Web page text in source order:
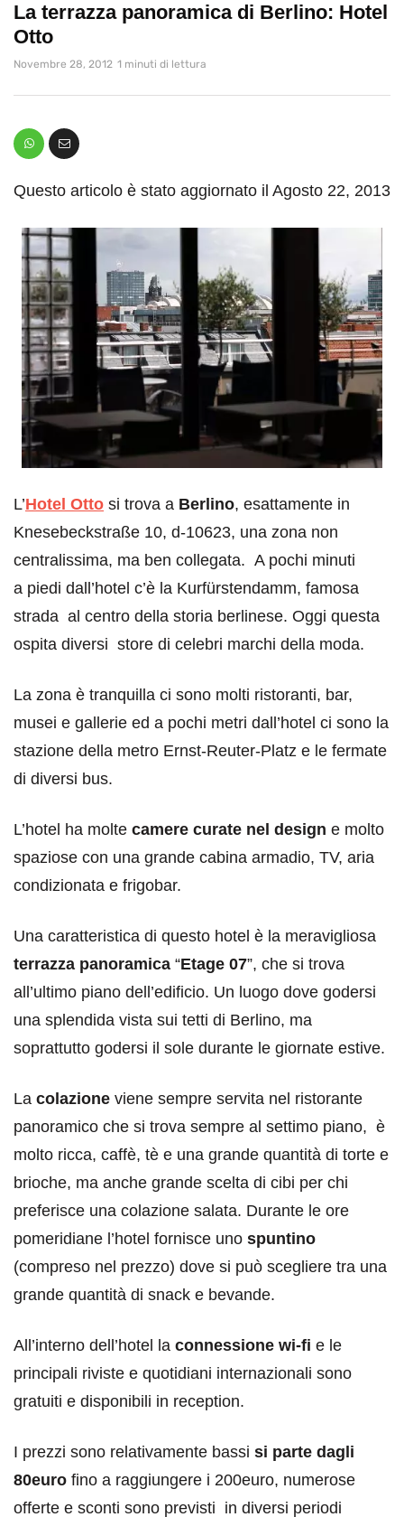
La terrazza panoramica di Berlino: Hotel
Otto
Novembre 28, 2012 1 minuti di lettura
Questo articolo è stato aggiornato il Agosto 22, 2013
L’Hotel Otto si trova a Berlino, esattamente in
Knesebeckstraße 10, d-10623, una zona non
centralissima, ma ben collegata. A pochi minuti
a piedi dall’hotel c’è la Kurfürstendamm, famosa
strada al centro della storia berlinese. Oggi questa
ospita diversi store di celebri marchi della moda.
La zona è tranquilla ci sono molti ristoranti, bar,
musei e gallerie ed a pochi metri dall’hotel ci sono la
stazione della metro Ernst-Reuter-Platz e le fermate
di diversi bus.
L’hotel ha molte camere curate nel design e molto
spaziose con una grande cabina armadio, TV, aria
condizionata e frigobar.
Una caratteristica di questo hotel è la meravigliosa
terrazza panoramica “Etage 07”, che si trova
all’ultimo piano dell’edificio. Un luogo dove godersi
una splendida vista sui tetti di Berlino, ma
soprattutto godersi il sole durante le giornate estive.
La colazione viene sempre servita nel ristorante
panoramico che si trova sempre al settimo piano, è
molto ricca, caffè, tè e una grande quantità di torte e
brioche, ma anche grande scelta di cibi per chi
preferisce una colazione salata. Durante le ore
pomeridiane l’hotel fornisce uno spuntino
(compreso nel prezzo) dove si può scegliere tra una
grande quantità di snack e bevande.
All’interno dell’hotel la connessione wi-fi e le
principali riviste e quotidiani internazionali sono
gratuiti e disponibili in reception.
I prezzi sono relativamente bassi si parte dagli
80euro fino a raggiungere i 200euro, numerose
offerte e sconti sono previsti in diversi periodi